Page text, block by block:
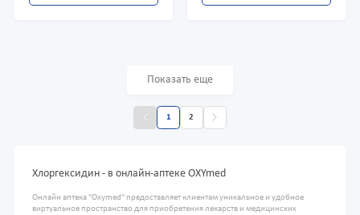
Показать еще
1 2
Хлоргексидин - в онлайн-аптеке OXYmed
Онлайн аптека "Oxymed" предоставляет клиентам уникальное и удобное
виртуальное пространство для приобретения лекарств и медицинских